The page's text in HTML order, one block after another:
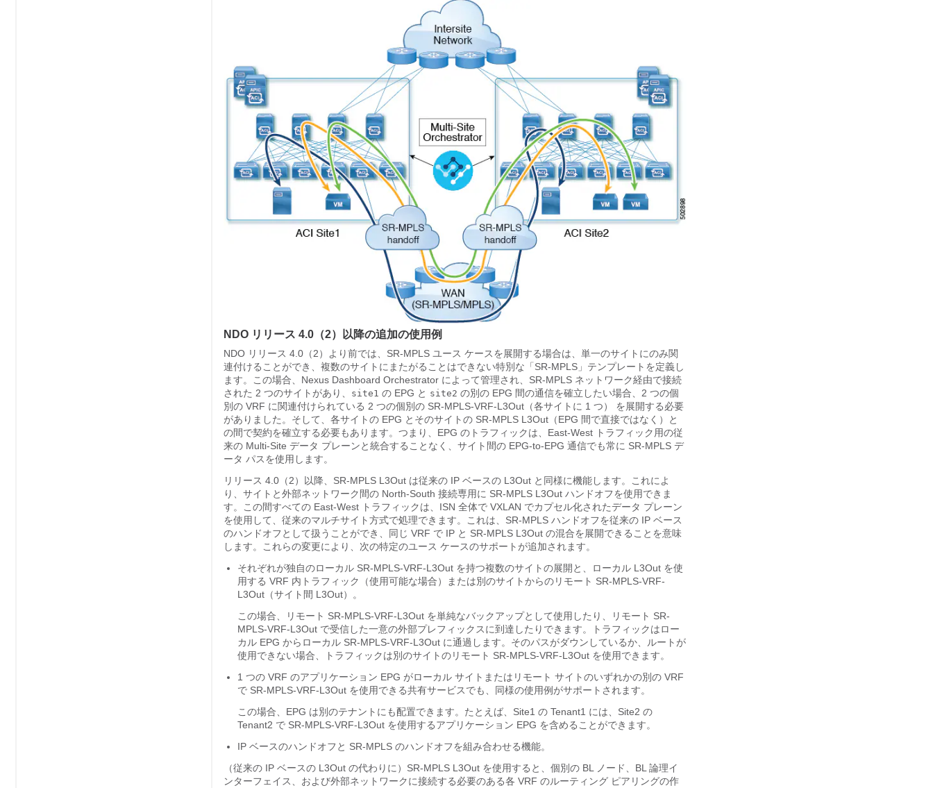
NDO リリース 4.0（2）以降の追加の使用例
NDO リリース 4.0（2）より前では、SR-MPLS ユース ケースを展開する場合は、単一のサイトにのみ関
連付けることができ、複数のサイトにまたがることはできない特別な「SR-MPLS」テンプレートを定義し
ます。この場合、Nexus Dashboard Orchestrator によって管理され、SR-MPLS ネットワーク経由で接続
された 2 つのサイトがあり、 site1 の EPG と site2 の別の EPG 間の通信を確立したい場合、2 つの個
別の VRF に関連付けられている 2 つの個別の SR-MPLS-VRF-L3Out（各サイトに 1 つ） を展開する必要
がありました。そして、各サイトの EPG とそのサイトの SR-MPLS L3Out（EPG 間で直接ではなく）と
の間で契約を確立する必要もあります。つまり、EPG のトラフィックは、East-West トラフィック用の従
来の Multi-Site データ プレーンと統合することなく、サイト間の EPG-to-EPG 通信でも常に SR-MPLS デ
ータ パスを使用します。
リリース 4.0（2）以降、SR-MPLS L3Out は従来の IP ベースの L3Out と同様に機能します。これによ
り、サイトと外部ネットワーク間の North-South 接続専用に SR-MPLS L3Out ハンドオフを使用できま
す。この間すべての East-West トラフィックは、ISN 全体で VXLAN でカプセル化されたデータ プレーン
を使用して、従来のマルチサイト方式で処理できます。これは、SR-MPLS ハンドオフを従来の IP ベース
のハンドオフとして扱うことができ、同じ VRF で IP と SR-MPLS L3Out の混合を展開できることを意味
します。これらの変更により、次の特定のユース ケースのサポートが追加されます。
それぞれが独自のローカル SR-MPLS-VRF-L3Out を持つ複数のサイトの展開と、ローカル L3Out を使
用する VRF 内トラフィック（使用可能な場合）または別のサイトからのリモート SR-MPLS-VRF-
L3Out（サイト間 L3Out）。
この場合、リモート SR-MPLS-VRF-L3Out を単純なバックアップとして使用したり、リモート SR-
MPLS-VRF-L3Out で受信した一意の外部プレフィックスに到達したりできます。トラフィックはロー
カル EPG からローカル SR-MPLS-VRF-L3Out に通過します。そのパスがダウンしているか、ルートが
使用できない場合、トラフィックは別のサイトのリモート SR-MPLS-VRF-L3Out を使用できます。
1 つの VRF のアプリケーション EPG がローカル サイトまたはリモート サイトのいずれかの別の VRF
で SR-MPLS-VRF-L3Out を使用できる共有サービスでも、同様の使用例がサポートされます。
この場合、EPG は別のテナントにも配置できます。たとえば、Site1 の Tenant1 には、Site2 の
Tenant2 で SR-MPLS-VRF-L3Out を使用するアプリケーション EPG を含めることができます。
IP ベースのハンドオフと SR-MPLS のハンドオフを組み合わせる機能。
（従来の IP ベースの L3Out の代わりに）SR-MPLS L3Out を使用すると、個別の BL ノード、BL 論理イ
ンターフェイス、および外部ネットワークに接続する必要のある各 VRF のルーティング ピアリングの作